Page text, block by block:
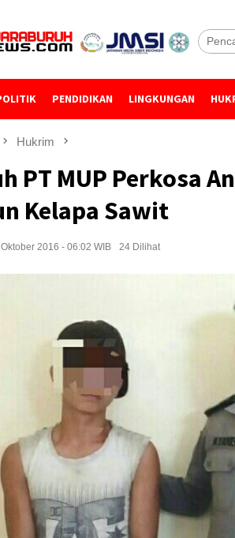
PENDIDIKAN LINGKUNGAN
Hukrim
PT MUP Perkosa
Kelapa Sawit
2016 - 06:02 WIB 24 Dilihat